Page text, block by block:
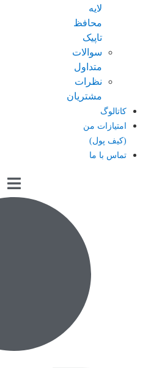
لایه
محافظ
تاپیک
سوالات
متداول
نظرات
مشتریان
کاتالوگ
امتیازات من
(کیف پول)
تماس با ما